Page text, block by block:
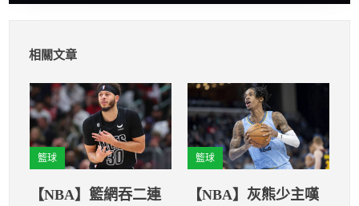
相關文章
籃球
【NBA】籃網吞二連
籃球
【NBA】灰熊少主嘆